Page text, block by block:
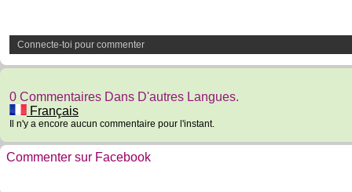
Connecte-toi pour commenter
0 Commentaires Dans D'autres Langues.
Français
Il n'y a encore aucun commentaire pour l'instant.
Commenter sur Facebook